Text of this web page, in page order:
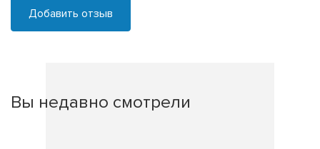
Добавить отзыв
Вы недавно смотрели